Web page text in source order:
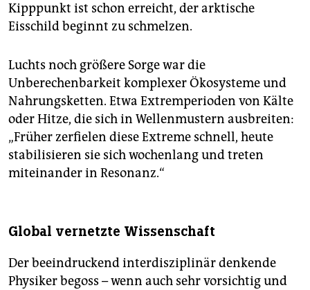
Kipppunkt ist schon erreicht, der arktische
Eisschild beginnt zu schmelzen.
Luchts noch größere Sorge war die
Unberechenbarkeit komplexer Ökosysteme und
Nahrungsketten. Etwa Extremperioden von Kälte
oder Hitze, die sich in Wellenmustern ausbreiten:
„Früher zerfielen diese Extreme schnell, heute
stabilisieren sie sich wochenlang und treten
miteinander in Resonanz.“
Global vernetzte Wissenschaft
Der beeindruckend interdisziplinär denkende
Physiker begoss – wenn auch sehr vorsichtig und